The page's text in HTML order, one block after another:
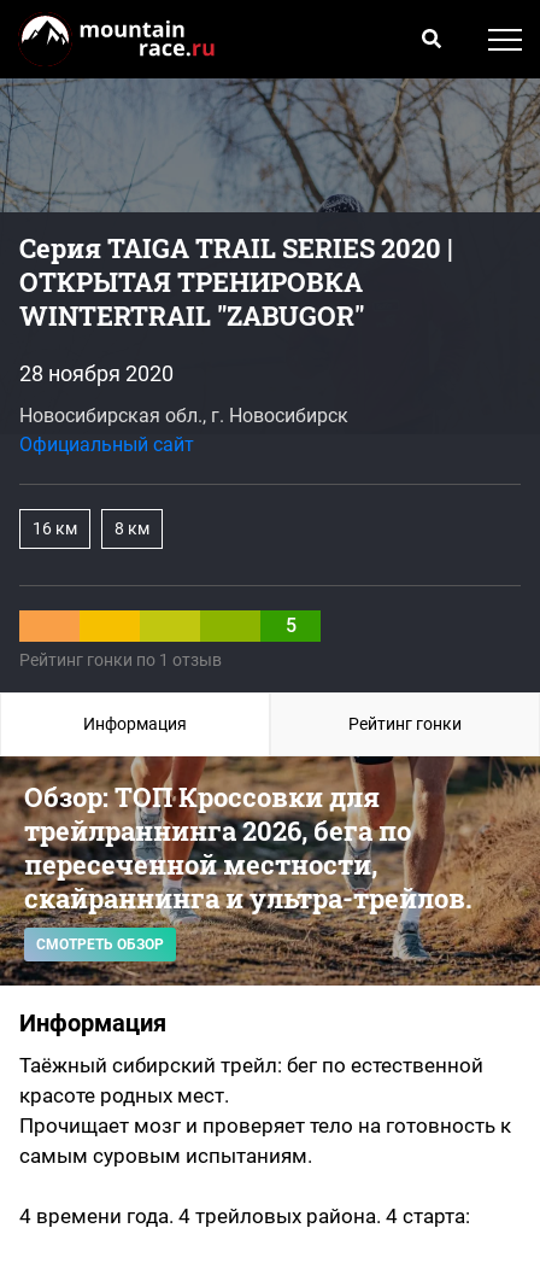
Серия TAIGA TRAIL SERIES 2020 |
ОТКРЫТАЯ ТРЕНИРОВКА
WINTERTRAIL "ZABUGOR"
5
Рейтинг гонки по 1 отзыв
28 ноября 2020
Новосибирская обл., г. Новосибирск
Официальный сайт
16 км 8 км
Обзор: ТОП Кроссовки для
трейлраннинга 2026, бега по
пересеченной местности,
скайраннинга и ультра-трейлов.
СМОТРЕТЬ ОБЗОР
Информация
Таёжный сибирский трейл: бег по естественной
красоте родных мест.
Прочищает мозг и проверяет тело на готовность к
самым суровым испытаниям.
4 времени года. 4 трейловых района. 4 старта:
Информация Рейтинг гонки